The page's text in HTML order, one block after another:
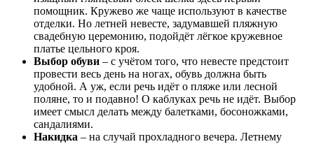
помощник. Кружево же чаще используют в качестве
отделки. Но летней невесте, задумавшей пляжную
свадебную церемонию, подойдёт лёгкое кружевное
платье цельного кроя.
Выбор обуви – с учётом того, что невесте предстоит
провести весь день на ногах, обувь должна быть
удобной. А уж, если речь идёт о пляже или лесной
поляне, то и подавно! О каблуках речь не идёт. Выбор
имеет смысл делать между балетками, босоножками,
сандалиями.
Накидка – на случай прохладного вечера. Летнему